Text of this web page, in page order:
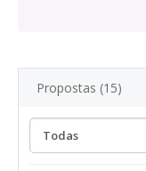
Propostas (15)